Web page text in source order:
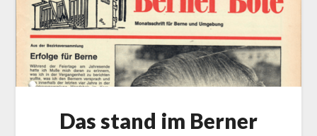
Das stand im Berner